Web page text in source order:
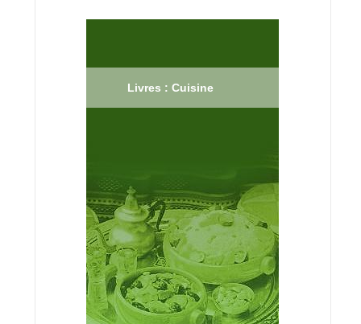
Livres : Cuisine